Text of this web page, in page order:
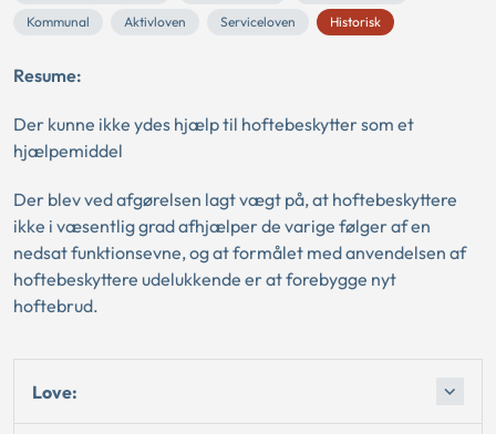
Kommunal
Aktivloven Serviceloven Historisk
Resume:
Der kunne ikke ydes hjælp til hoftebeskytter som et
hjælpemiddel
Der blev ved afgørelsen lagt vægt på, at hoftebeskyttere
ikke i væsentlig grad afhjælper de varige følger af en
nedsat funktionsevne, og at formålet med anvendelsen af
hoftebeskyttere udelukkende er at forebygge nyt
hoftebrud.
Love: